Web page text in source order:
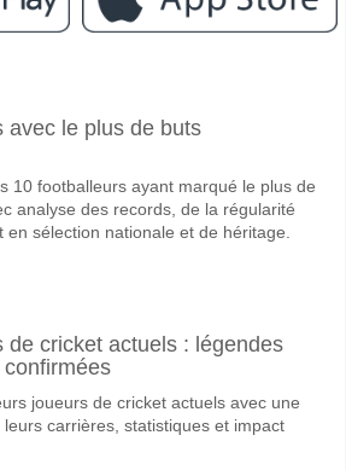
Schalke 09 May 2026 19:30.
du match, avec une probabilité de 52%
Marquent, avec un pourcentage de 65%.
correct attendu entre Nurnberg v
essayer le Résultat Correct de 3-1
avec le plus de buts
10 footballeurs ayant marqué le plus de
analyse des records, de la régularité
sélection nationale et de héritage.
de cricket actuels : légendes
joueurs de cricket actuels avec une
carrières, statistiques et impact